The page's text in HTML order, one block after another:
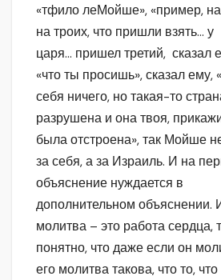
«тфило леМойше», «пример,
на троих, что пришли взять… у
царя… пришел третий, сказал
«что ты просишь», сказал ему,
себя ничего, но такая-то
разрушена и она твоя,
была отстроена», так Мойше
за себя, а за Израиль. И на
объяснение нуждается в
дополнительном объяснении.
молитва – это работа сердца,
понятно, что даже если он
его молитва такова, что то, что